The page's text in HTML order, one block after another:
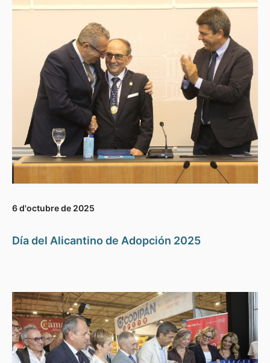
6 d'octubre de 2025
Día del Alicantino de Adopción 2025